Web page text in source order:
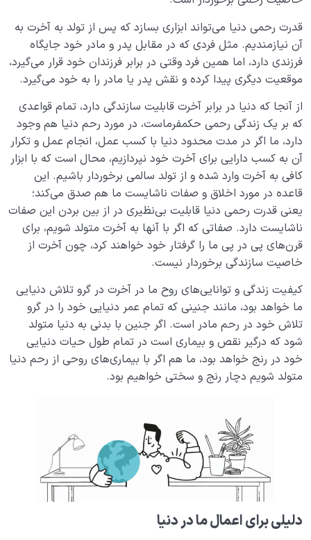
تعریف می‌شود؟
نسبت وجودی چیست؟ اگر دنیایی نباشد، برای رحم مادر
وجودی قائلیم؟
وسعت آخرت در برابر دنیا از چه قاعده‌ای پیروی می‌کند؟
رابطه دنیا با آخرت، رابطه‌ای ناشناخته که قدر آن را نمی‌دانیم
درک عظمت آخرت؛ چگونه بزرگی آخرت بر رفتار ما در دنیا اثر
می‌ گذارد؟
میزان ادراک عالم آخرت برای ما، متناسب با درک دنیا توسط
جنین است
شناخت و آگاهی؛ بال‌هایی برای پرواز در آسمان انسانیت
مفهوم قوه و فعل چیست و چرا آخرت به اندازه دنیا قدرت
سازندگی ندارد؟
اثرات غفلت در دوران جنینی و آثار غفلت در دنیا
چگونه می‌توانیم از فرصت عمر در رحم دنیا حداکثر استفاده
فلسفهٔ درک درد و رسیدن به سلامت در دنیا و آخرت
سقط شدن مفهومی گسترده که در زندگی ما جریان دارد
میزان یعنی چه و میزان سنجش اعمال در قیامت چیست؟
چه رابطه‌ای بین میزان سلامت جنین و بهره‌مندی از دنیا
وجود دارد؟
قدرت رحمی دنیا می‌تواند ابزاری بسازد که پس از تولد به آخرت به
آن نیازمندیم. مثل فردی که در مقابل پدر و مادر خود جایگاه
فرزندی دارد، اما همین فرد وقتی در برابر فرزندان خود قرار می‌گیرد،
موقعیت دیگری پیدا کرده و نقش پدر یا مادر را به خود می‌گیرد.
از آنجا که دنیا در برابر آخرت قابلیت سازندگی دارد، تمام قواعدی
که بر یک زندگی رحمی حکمفرماست، در مورد رحم دنیا هم وجود
دارد، ما اگر در مدت محدود دنیا با کسب عمل، انجام عمل و تکرار
آن به کسب دارایی برای آخرت خود نپردازیم، محال است که با ابزار
کافی به آخرت وارد شده و از تولد سالمی برخوردار باشیم. این
قاعده در مورد اخلاق و صفات ناشایست ما هم صدق می‌کند؛
یعنی قدرت رحمی دنیا قابلیت بی‌نظیری در از بین بردن این صفات
ناشایست دارد. صفاتی که اگر با آنها به آخرت متولد شویم، برای
قرن‌های پی در پی ما را گرفتار خود خواهند کرد، چون آخرت از
خاصیت سازندگی برخوردار نیست.
کیفیت زندگی و توانایی‌های روح ما در آخرت در گرو تلاش دنیایی
ما خواهد بود، مانند جنینی که تمام عمر دنیایی خود را در گرو
تلاش خود در رحم مادر است. اگر جنین با بدنی به دنیا متولد
شود که درگیر نقص و بیماری است در تمام طول حیات دنیایی
خود در رنج خواهد بود، ما هم اگر با بیماری‌های روحی از رحم دنیا
متولد شویم دچار رنج و سختی خواهیم بود.
دلیلی برای اعمال ما در دنیا